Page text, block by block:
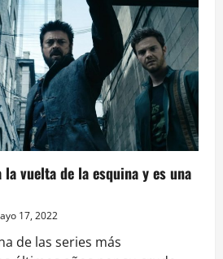
la vuelta de la esquina y es una
17, 2022
de las series más